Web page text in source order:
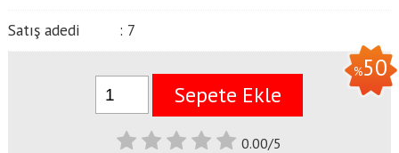
Satış adedi : 7
%50
Sepete Ekle
0.00/5